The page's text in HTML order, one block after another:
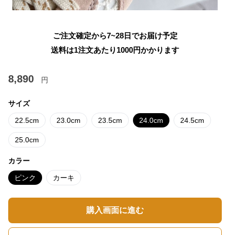
ご注文確定から7~28日でお届け予定
送料は1注文あたり 1000円かかります
8,890 円
サイズ
22.5cm 23.0cm 23.5cm 24.0cm 24.5cm
25.0cm
カラー
ピンク カーキ
購入画面に進む